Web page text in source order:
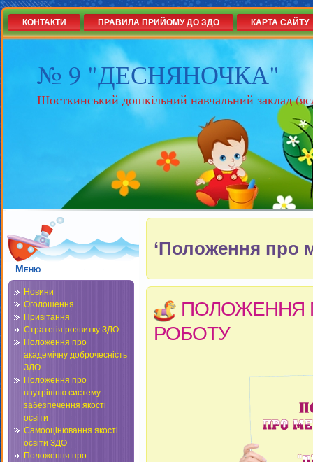
№ 9 "ДЕСНЯНОЧКА"
Шосткинський дошкільний навчальний заклад
КОНТАКТИ ПРАВИЛА ПРИЙОМУ ДО ЗДО КАРТА САЙТУ
Меню
Новини
Оголошення
Привітання
Стратегія розвитку ЗДО
Положення про
академічну доброчесність
ЗДО
Положення про
внутрішню систему
забезпечення якості
освіти
Самооцінювання якості
освіти ЗДО
Положення про
‘Положення про
ПОЛОЖЕННЯ
РОБОТУ